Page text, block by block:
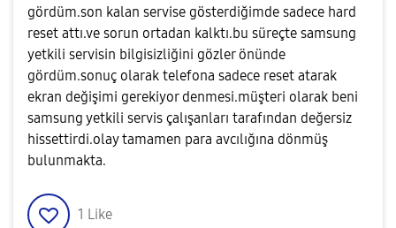
gördüm.son kalan servise gösterdiğimde sadece hard
reset attı.ve sorun ortadan kalktı.bu süreçte samsung
yetkili servisin bilgisizliğini gözler önünde
gördüm.sonuç olarak telefona sadece reset atarak
ekran değişimi gerekiyor denmesi.müşteri olarak beni
samsung yetkili servis çalışanları tarafından değersiz
hissettirdi.olay tamamen para avcılığına dönmüş
bulunmakta.
1 Like